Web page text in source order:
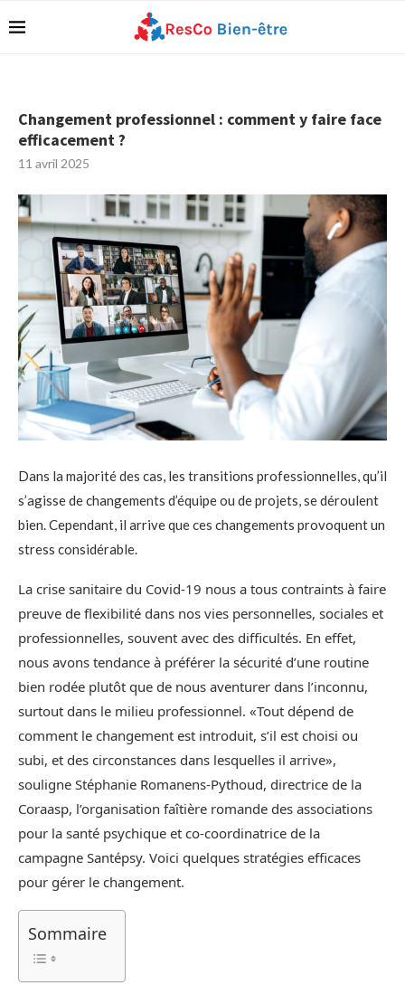
Changement professionnel : comment y faire face
efficacement ?
11 avril 2025
Dans la majorité des cas, les transitions professionnelles, qu’il
s’agisse de changements d’équipe ou de projets, se déroulent
bien. Cependant, il arrive que ces changements provoquent un
stress considérable.
La crise sanitaire du Covid-19 nous a tous contraints à faire
preuve de flexibilité dans nos vies personnelles, sociales et
professionnelles, souvent avec des difficultés. En effet,
nous avons tendance à préférer la sécurité d’une routine
bien rodée plutôt que de nous aventurer dans l’inconnu,
surtout dans le milieu professionnel. «Tout dépend de
comment le changement est introduit, s’il est choisi ou
subi, et des circonstances dans lesquelles il arrive»,
souligne Stéphanie Romanens-Pythoud, directrice de la
Coraasp, l’organisation faîtière romande des associations
pour la santé psychique et co-coordinatrice de la
campagne Santépsy. Voici quelques stratégies efficaces
pour gérer le changement.
Sommaire